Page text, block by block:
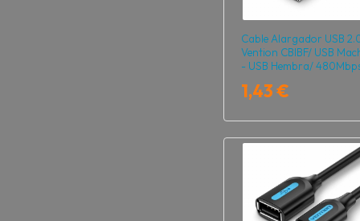
Cable Alargador USB
Vention CBIBF/ USB
- USB Hembra/
1,43 €